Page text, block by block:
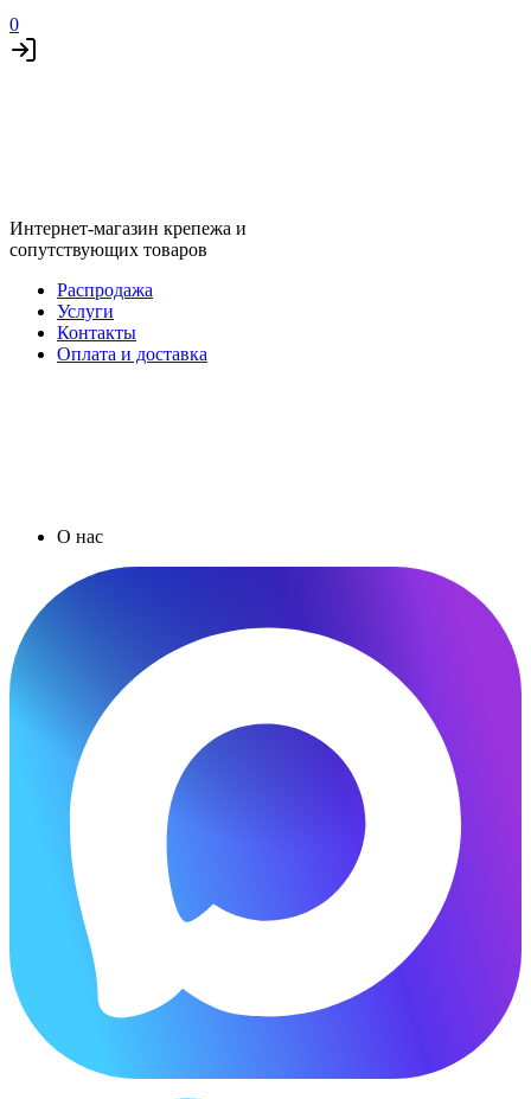
0
Интернет-магазин крепежа и
сопутствующих товаров
Распродажа
Услуги
Контакты
Оплата и доставка
О нас